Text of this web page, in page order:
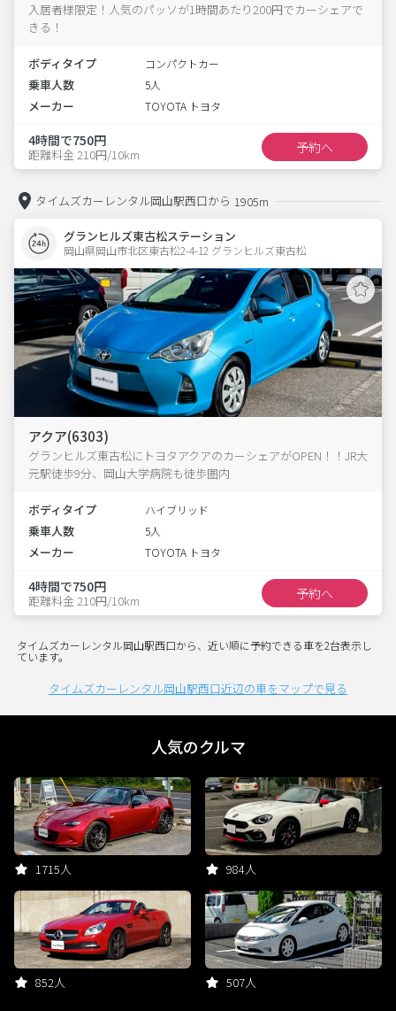
入居者様限定！人気のパッソが1時間あたり200円でカーシェアで
きる！
ボディタイプ コンパクトカー
乗車人数 5人
メーカー TOYOTA トヨタ
4時間で750円
距離料金 210円/10km 予約へ
タイムズカーレンタル岡山駅西口から 1905m
グランヒルズ東古松ステーション
岡山県岡山市北区東古松2-4-12 グランヒルズ東古松
アクア(6303)
グランヒルズ東古松にトヨタアクアのカーシェアがOPEN！！JR大
元駅徒歩9分、岡山大学病院も徒歩圏内
ボディタイプ ハイブリッド
乗車人数 5人
メーカー TOYOTA トヨタ
4時間で750円
距離料金 210円/10km 予約へ
タイムズカーレンタル岡山駅西口から、近い順に予約できる車を2台表示し
ています。
タイムズカーレンタル岡山駅西口近辺の車をマップで見る
人気のクルマ
1715人 984人
852人 507人